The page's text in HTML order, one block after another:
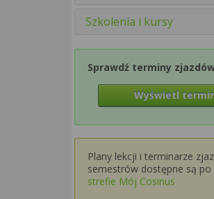
Szkolenia i kursy
Sprawdź terminy
Wyświetl
Plany lekcji i terminarze
semestrów dostępne są po
strefie Mój Cosinus